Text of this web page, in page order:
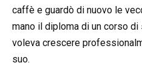
caffè e guardò di nuovo le
mano il diploma di un corso
voleva crescere
suo.